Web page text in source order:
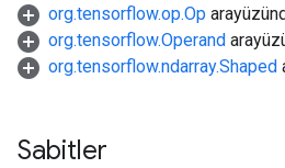
org.tensorflow.op.Op
org.tensorflow.Operand
org.tensorflow.ndarray.Shaped
Sabitler